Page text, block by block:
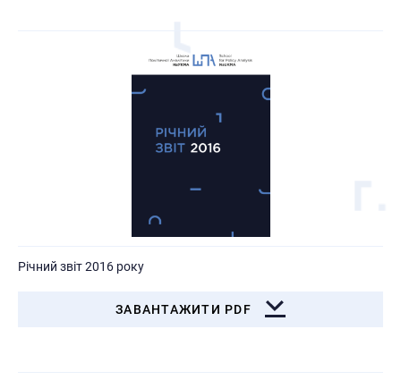
Річний звіт 2016 року
ЗАВАНТАЖИТИ PDF